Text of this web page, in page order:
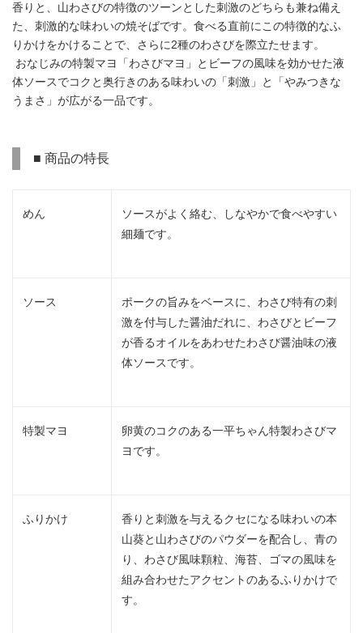
香りと、山わさびの特徴のツーンとした刺激のどちらも兼ね備え
た、刺激的な味わいの焼そばです。食べる直前にこの特徴的なふ
りかけをかけることで、さらに2種のわさびを際立たせます。
おなじみの特製マヨ「わさびマヨ」とビーフの風味を効かせた液
体ソースでコクと奥行きのある味わいの「刺激」と「やみつきな
うまさ」が広がる一品です。
■ 商品の特長
めん
ソースがよく絡む、しなやかで食べやすい
細麺です。
ソース
ポークの旨みをベースに、わさび特有の刺
激を付与した醤油だれに、わさびとビーフ
が香るオイルをあわせたわさび醤油味の液
体ソースです。
特製マヨ
卵黄のコクのある一平ちゃん特製わさびマ
ヨです。
ふりかけ
香りと刺激を与えるクセになる味わいの本
山葵と山わさびのパウダーを配合し、青の
り、わさび風味顆粒、海苔、ゴマの風味を
組み合わせたアクセントのあるふりかけで
す。